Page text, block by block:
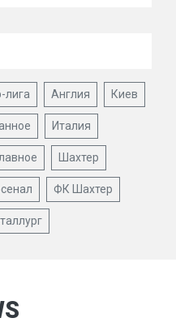
лига Англия Киев
Италия
Шахтер
ФК Шахтер